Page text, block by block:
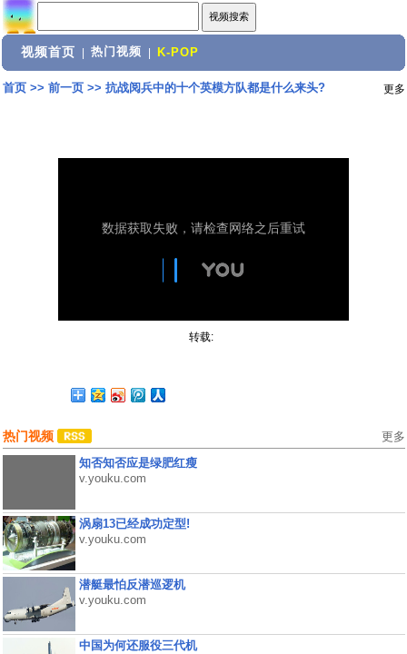
视频首页 热门视频 K-POP
首页>> 前一页>> 抗战阅兵中的十个英模方队都是什么来头? 更多
转载:
热门视频 更多
知否知否应是绿肥红瘦
v.youku.com
涡扇13已经成功定型!
v.youku.com
潜艇最怕反潜巡逻机
v.youku.com
中国为何还服役三代机